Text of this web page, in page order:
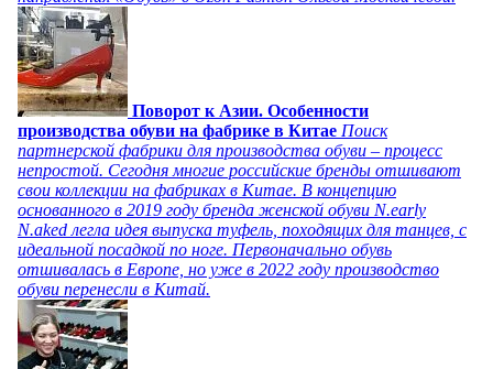
Поворот к Азии. Особенности
производства обуви на фабрике в Китае Поиск
партнерской фабрики для производства обуви – процесс
непростой. Сегодня многие российские бренды отшивают
свои коллекции на фабриках в Китае. В концепцию
основанного в 2019 году бренда женской обуви N.early
N.aked легла идея выпуска туфель, походящих для танцев, с
идеальной посадкой по ноге. Первоначально обувь
отшивалась в Европе, но уже в 2022 году производство
обуви перенесли в Китай.